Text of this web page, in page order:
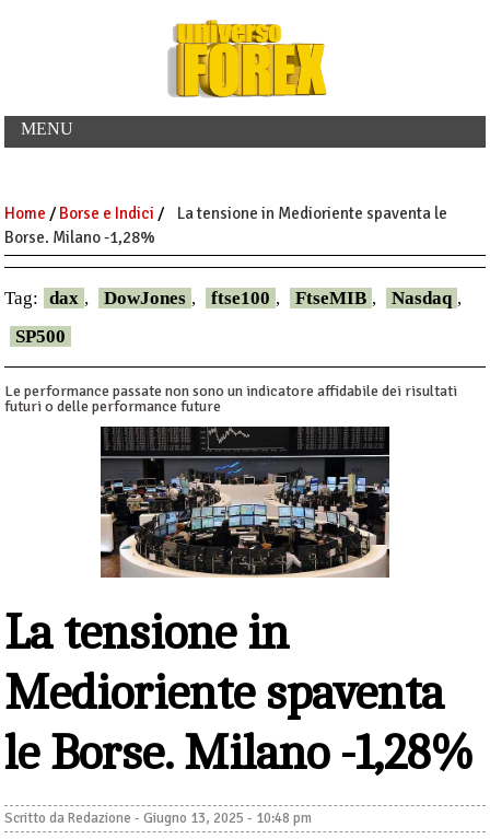
MENU
Home / Borse e Indici /
La tensione in Medioriente spaventa le
Borse. Milano -1,28%
Tag: dax , DowJones , ftse100 , FtseMIB , Nasdaq ,
SP500
Le performance passate non sono un indicatore affidabile dei risultati
futuri o delle performance future
La tensione in
Medioriente spaventa
le Borse. Milano -1,28%
Scritto daRedazione -Giugno 13, 2025 - 10:48 pm